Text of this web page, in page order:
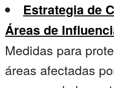
Estrategia de
Áreas de
Medidas para
áreas afectadas